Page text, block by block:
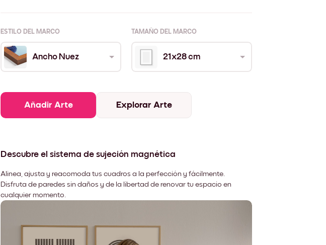
ESTILO DEL MARCO TAMAÑO DEL MARCO
Ancho Nuez 21x28 cm
Añadir Arte Explorar Arte
Descubre el sistema de sujeción magnética
Alinea, ajusta y reacomoda tus cuadros a la perfección y fácilmente.
Disfruta de paredes sin daños y de la libertad de renovar tu espacio en
cualquier momento.